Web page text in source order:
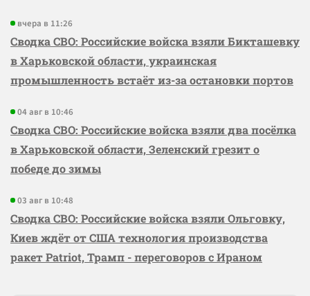
вчера в 11:26
Сводка СВО: Российские войска взяли Бикташевку
в Харьковской области, украинская
промышленность встаёт из-за остановки портов
04 авг в 10:46
Сводка СВО: Российские войска взяли два посёлка
в Харьковской области, Зеленский грезит о
победе до зимы
03 авг в 10:48
Сводка СВО: Российские войска взяли Ольговку,
Киев ждёт от США технология производства
ракет Patriot, Трамп - переговоров с Ираном